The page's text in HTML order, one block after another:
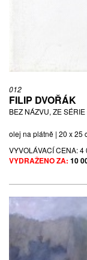
012
FILIP DVOŘÁK
BEZ NÁZVU, ZE
olej na plátně | 20 x 25
VYVOLÁVACÍ CENA:4
VYDRAŽENO ZA: 10